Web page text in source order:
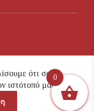
ότι σας
ιστότοπό μας.
info@mikroklima.gr
0